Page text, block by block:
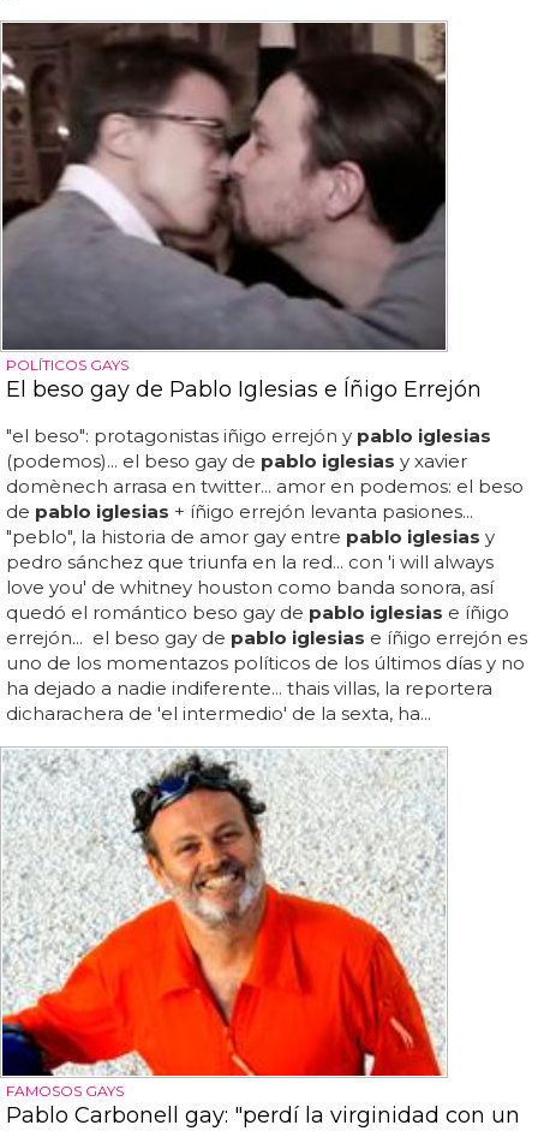
POLÍTICOS GAYS
El beso gay de Pablo Iglesias e Íñigo Errejón
"el beso": protagonistas iñigo errejón y pablo iglesias
(podemos)... el beso gay de pablo iglesias y xavier
domènech arrasa en twitter... amor en podemos: el beso
de pablo iglesias + íñigo errejón levanta pasiones...
"peblo", la historia de amor gay entre pablo iglesias y
pedro sánchez que triunfa en la red... con 'i will always
love you' de whitney houston como banda sonora, así
quedó el romántico beso gay de pablo iglesias e íñigo
errejón... el beso gay de pablo iglesias e íñigo errejón es
uno de los momentazos políticos de los últimos días y no
ha dejado a nadie indiferente... thais villas, la reportera
dicharachera de 'el intermedio' de la sexta, ha...
FAMOSOS GAYS
Pablo Carbonell gay: "perdí la virginidad con un